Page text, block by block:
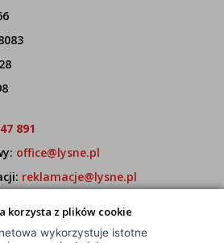
korzysta z plików cookie
wykorzystuje istotne
891
office@lysne.pl
reklamacje@lysne.pl